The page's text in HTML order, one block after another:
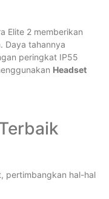
Elite 2 memberikan
Daya tahannya
peringkat IP55
Headset
pertimbangkan hal-hal